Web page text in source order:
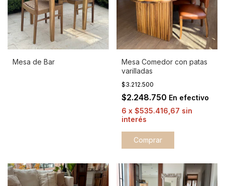
Mesa de Bar
Mesa Comedor con patas
varilladas
$3.212.500
$2.248.750 En efectivo
6 x $535.416,67 sin
interés